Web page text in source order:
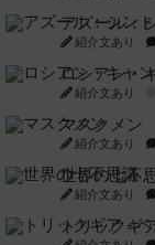
アズール：
紹介文あり
ロシアン・
紹介文あり
マスクメン
紹介文あり
世界の七不
紹介文あり
トリックギ